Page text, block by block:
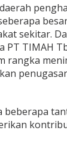
sekitar.
PT TIMAH
rangka
beberapa